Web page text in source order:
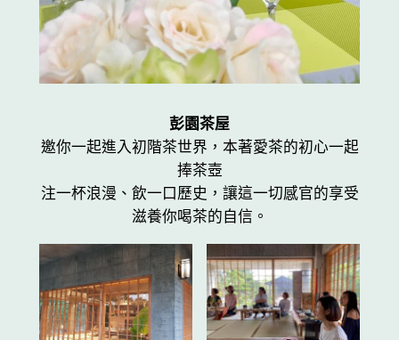
彭園茶屋
邀你一起進入初階茶世界，本著愛茶的初心一起
捧茶壺
注一杯浪漫、飲一口歷史，讓這一切感官的享受
滋養你喝茶的自信。